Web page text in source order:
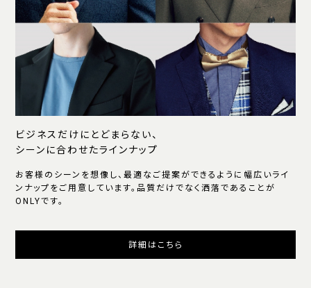
ビジネスだけにとどまらない、
シーンに合わせたラインナップ
お客様のシーンを想像し、最適なご提案ができるように幅広いライ
ンナップをご用意しています。品質だけでなく洒落であることが
ONLYです。
詳細はこちら